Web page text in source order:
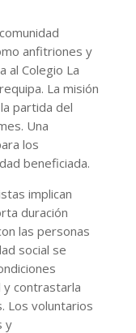
anfitriones y
al Colegio La
La misión
partida del
Una
los
beneficiada.
implican
duración
las personas
social se
contrastarla
Los voluntarios
y